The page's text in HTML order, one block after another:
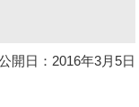
開日：2016年3月5日